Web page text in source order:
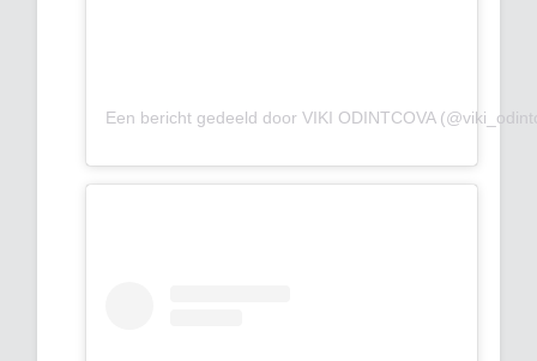
Een bericht gedeeld door VIKI ODINTCOVA